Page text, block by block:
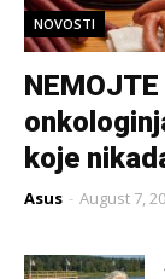
NOVOSTI
koje
Asus - August 7,